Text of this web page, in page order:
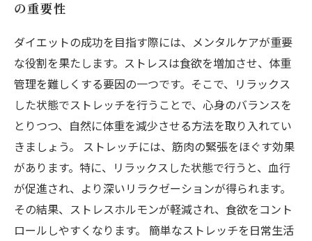
の重要性
ダイエットの成功を目指す際には、メンタルケアが重要
な役割を果たします。ストレスは食欲を増加させ、体重
管理を難しくする要因の一つです。そこで、リラックス
した状態でストレッチを行うことで、心身のバランスを
とりつつ、自然に体重を減少させる方法を取り入れてい
きましょう。 ストレッチには、筋肉の緊張をほぐす効果
があります。特に、リラックスした状態で行うと、血行
が促進され、より深いリラクゼーションが得られます。
その結果、ストレスホルモンが軽減され、食欲をコント
ロールしやすくなります。 簡単なストレッチを日常生活